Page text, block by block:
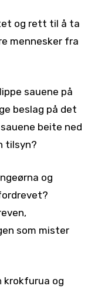
og rett til å ta
mennesker fra
sauene på
beslag på det
beite ned
tilsyn?
og
som mister
krokfurua og